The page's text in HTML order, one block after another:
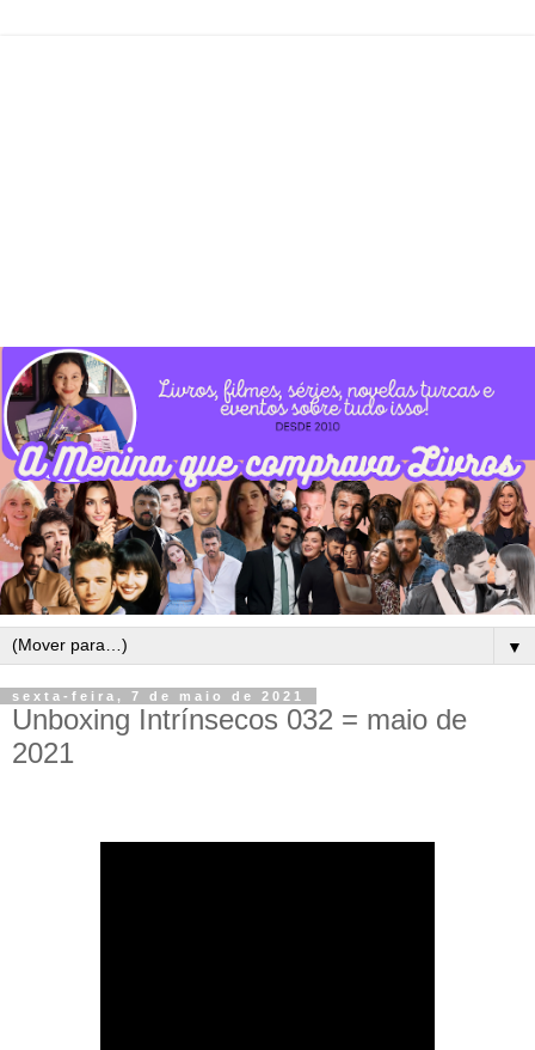
▼
sexta-feira, 7 de maio de 2021
Unboxing Intrínsecos 032 = maio de
2021